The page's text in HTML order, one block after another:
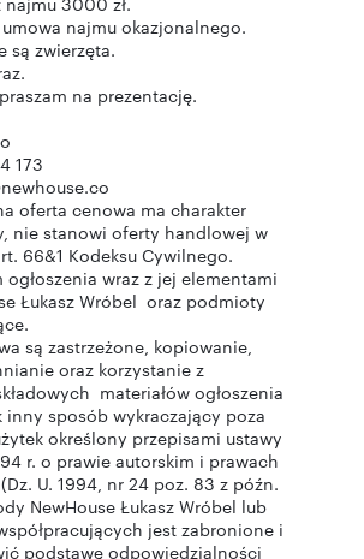
najmu okazjonalnego.
są zwierzęta.
na prezentację.
173
oferta cenowa ma charakter
nie stanowi oferty handlowej w
66&1 Kodeksu Cywilnego.
ogłoszenia wraz z jej elementami
Łukasz Wróbel oraz podmioty
są zastrzeżone, kopiowanie,
oraz korzystanie z
materiałów ogłoszenia
inny sposób wykraczający poza
określony przepisami ustawy
r. o prawie autorskim i prawach
U. 1994, nr 24 poz. 83 z późn.
NewHouse Łukasz Wróbel lub
jest zabronione i
podstawę odpowiedzialności